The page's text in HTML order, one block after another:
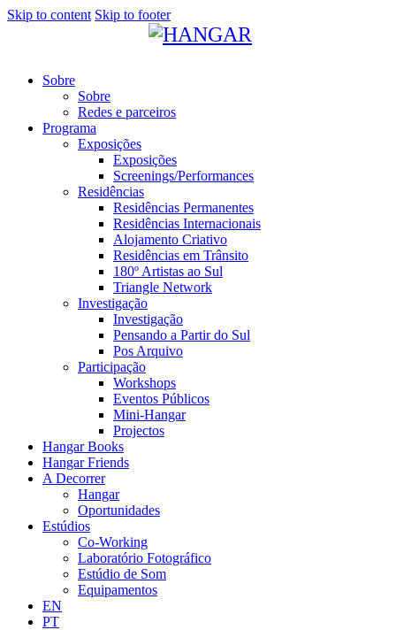
Skip to content Skip to footer
Sobre
Sobre
Redes e parceiros
Programa
Exposições
Exposições
Screenings/Performances
Residências
Residências Permanentes
Residências Internacionais
Alojamento Criativo
Residências em Trânsito
180º Artistas ao Sul
Triangle Network
Investigação
Investigação
Pensando a Partir do Sul
Pos Arquivo
Participação
Workshops
Eventos Públicos
Mini-Hangar
Projectos
Hangar Books
Hangar Friends
A Decorrer
Hangar
Oportunidades
Estúdios
Co-Working
Laboratório Fotográfico
Estúdio de Som
Equipamentos
EN
PT